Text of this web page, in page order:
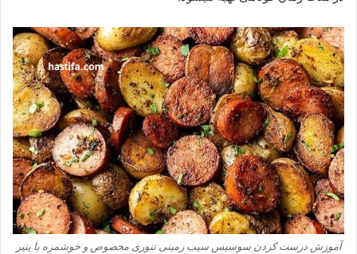
آموزش درست کردن سوسیس سیب زمینی تنوری مخصوص و خوشمزه با پنیر